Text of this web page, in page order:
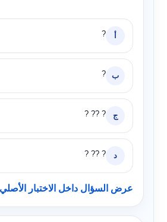
?
ب ?
ج ? ?? ?
د ? ?? ?
عرض السؤال داخل الاختبار الأصلي